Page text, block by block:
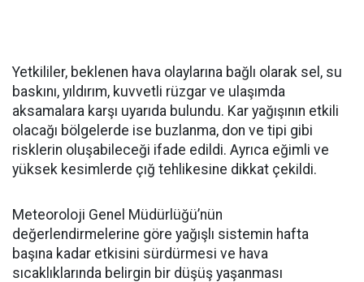
Yetkililer, beklenen hava olaylarına bağlı olarak sel, su
baskını, yıldırım, kuvvetli rüzgar ve ulaşımda
aksamalara karşı uyarıda bulundu. Kar yağışının etkili
olacağı bölgelerde ise buzlanma, don ve tipi gibi
risklerin oluşabileceği ifade edildi. Ayrıca eğimli ve
yüksek kesimlerde çığ tehlikesine dikkat çekildi.
Meteoroloji Genel Müdürlüğü’nün
değerlendirmelerine göre yağışlı sistemin hafta
başına kadar etkisini sürdürmesi ve hava
sıcaklıklarında belirgin bir düşüş yaşanması